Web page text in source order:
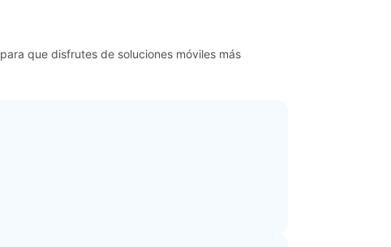
que disfrutes de soluciones móviles más